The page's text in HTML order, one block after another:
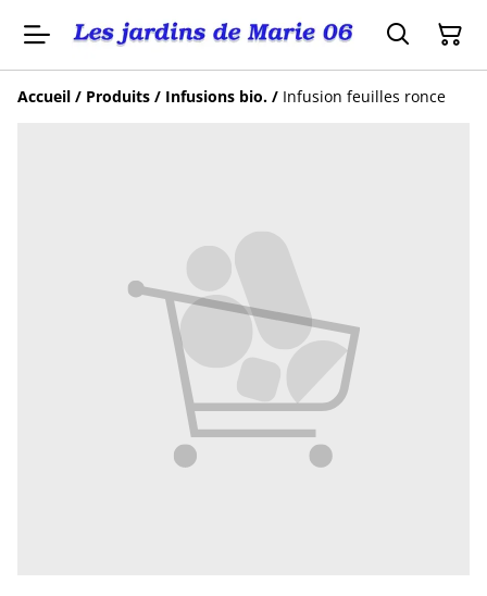
Accueil / Produits / Infusions bio. / Infusion feuilles ronce